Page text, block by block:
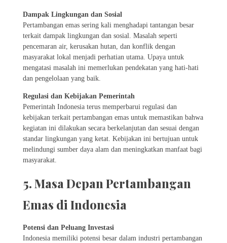
Dampak Lingkungan dan Sosial
Pertambangan emas sering kali menghadapi tantangan besar
terkait dampak lingkungan dan sosial. Masalah seperti
pencemaran air, kerusakan hutan, dan konflik dengan
masyarakat lokal menjadi perhatian utama. Upaya untuk
mengatasi masalah ini memerlukan pendekatan yang hati-hati
dan pengelolaan yang baik.
Regulasi dan Kebijakan Pemerintah
Pemerintah Indonesia terus memperbarui regulasi dan
kebijakan terkait pertambangan emas untuk memastikan bahwa
kegiatan ini dilakukan secara berkelanjutan dan sesuai dengan
standar lingkungan yang ketat. Kebijakan ini bertujuan untuk
melindungi sumber daya alam dan meningkatkan manfaat bagi
masyarakat.
5. Masa Depan Pertambangan
Emas di Indonesia
Potensi dan Peluang Investasi
Indonesia memiliki potensi besar dalam industri pertambangan